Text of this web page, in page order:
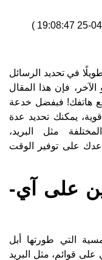
)
في تحديد الرسائل
فإن هذا المقال
هاتفك! فبفضل خدعة
يمكنك تحديد عدة
مثل البريد،
على توفير الوقت
على آي-
التي طورتها أبل
قوائم، مثل البريد